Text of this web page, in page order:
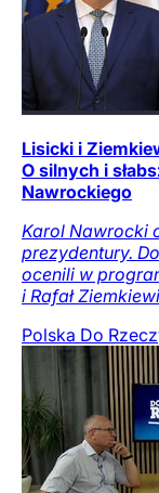
Lisicki i
O silnych i
Nawrockiego
Karol Nawrocki
prezydentury.
ocenili w
i Rafał
Polska Do